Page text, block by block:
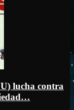
lucha contra